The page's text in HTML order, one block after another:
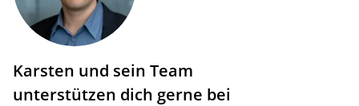
Karsten und sein Team
unterstützen dich gerne bei